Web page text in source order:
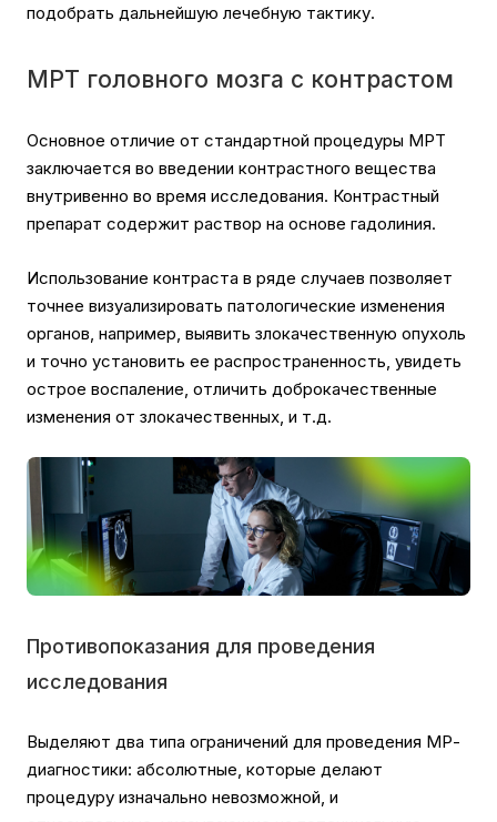
подобрать дальнейшую лечебную тактику.
МРТ головного мозга с контрастом
Основное отличие от стандартной процедуры МРТ
заключается во введении контрастного вещества
внутривенно во время исследования. Контрастный
препарат содержит раствор на основе гадолиния.
Использование контраста в ряде случаев позволяет
точнее визуализировать патологические изменения
органов, например, выявить злокачественную опухоль
и точно установить ее распространенность, увидеть
острое воспаление, отличить доброкачественные
изменения от злокачественных, и т.д.
Противопоказания для проведения
исследования
Выделяют два типа ограничений для проведения МР-
диагностики: абсолютные, которые делают
процедуру изначально невозможной, и